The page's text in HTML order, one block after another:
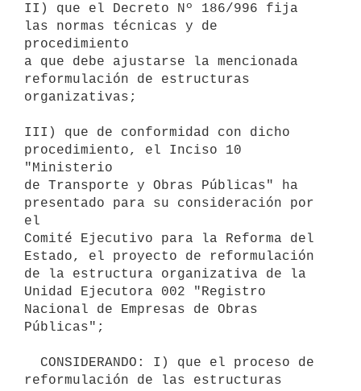
II) que el Decreto Nº 186/996 fija
las normas técnicas y de
procedimiento
a que debe ajustarse la mencionada
reformulación de estructuras
organizativas;
III) que de conformidad con dicho
procedimiento, el Inciso 10
"Ministerio
de Transporte y Obras Públicas" ha
presentado para su consideración por
el
Comité Ejecutivo para la Reforma del
Estado, el proyecto de reformulación
de la estructura organizativa de la
Unidad Ejecutora 002 "Registro
Nacional de Empresas de Obras
Públicas";
reformulación de las estructuras